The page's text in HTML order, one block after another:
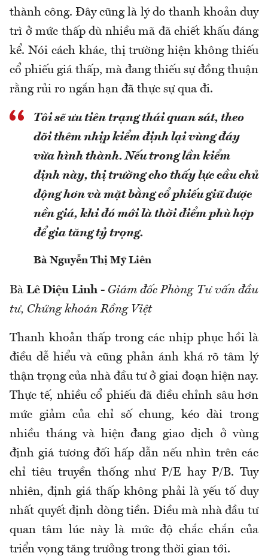
thành công. Đây cũng là lý do thanh khoản duy
trì ở mức thấp dù nhiều mã đã chiết khấu đáng
kể. Nói cách khác, thị trường hiện không thiếu
cổ phiếu giá thấp, mà đang thiếu sự đồng thuận
rằng rủi ro ngắn hạn đã thực sự qua đi.
Tôi sẽ ưu tiên trạng thái quan sát, theo
dõi thêm nhịp kiểm định lại vùng đáy
vừa hình thành. Nếu trong lần kiểm
định này, thị trường cho thấy lực cầu chủ
động hơn và mặt bằng cổ phiếu giữ được
nền giá, khi đó mới là thời điểm phù hợp
để gia tăng tỷ trọng.
Bà Nguyễn Thị Mỹ Liên
BàLê Diệu Linh- Giám đốc Phòng Tư vấn đầu
tư, Chứng khoán Rồng Việt
Thanh khoản thấp trong các nhịp phục hồi là
điều dễ hiểu và cũng phản ánh khá rõ tâm lý
thận trọng của nhà đầu tư ở giai đoạn hiện nay.
Thực tế, nhiều cổ phiếu đã điều chỉnh sâu hơn
mức giảm của chỉ số chung, kéo dài trong
nhiều tháng và hiện đang giao dịch ở vùng
định giá tương đối hấp dẫn nếu nhìn trên các
chỉ tiêu truyền thống như P/E hay P/B. Tuy
nhiên, định giá thấp không phải là yếu tố duy
nhất quyết định dòng tiền. Điều mà nhà đầu tư
quan tâm lúc này là mức độ chắc chắn của
triển vọng tăng trưởng trong thời gian tới.